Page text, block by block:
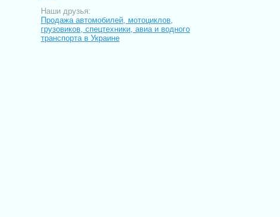
Наши друзья:
Продажа автомобилей, мотоциклов,
грузовиков, спецтехники, авиа и водного
транспорта в Украине